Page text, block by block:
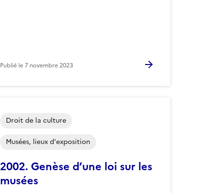
Publié le7 novembre 2023
2002. Genèse d’une loi sur les
musées
Droit de la culture
Musées, lieux d'exposition